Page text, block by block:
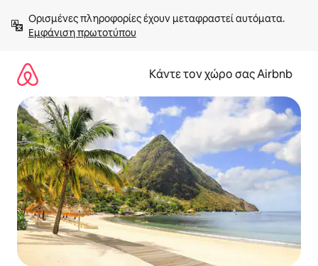
στο
περιεχόμενοΕμφάνιση πρωτοτύπου
Κάντε τον χώρο σας Airbnb